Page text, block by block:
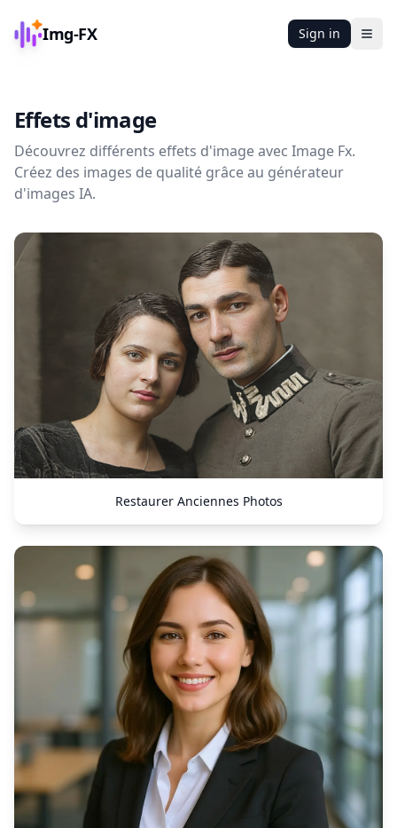
Img-FX Sign in
Effets d'image
Découvrez différents effets d'image avec Image Fx.
Créez des images de qualité grâce au générateur
d'images IA.
Restaurer Anciennes Photos